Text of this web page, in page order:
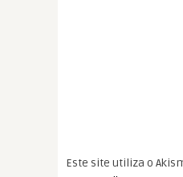
Este site utiliza o